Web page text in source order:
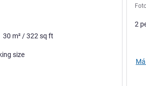
30 m²/322sq ft
size
2